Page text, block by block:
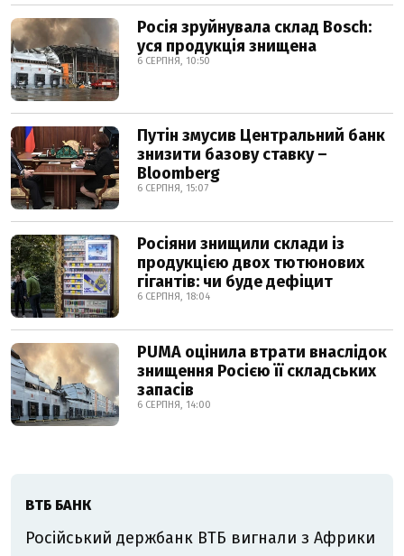
Росія зруйнувала склад Bosch:
уся продукція знищена
6 СЕРПНЯ, 10:50
Путін змусив Центральний банк
знизити базову ставку –
Bloomberg
6 СЕРПНЯ, 15:07
Росіяни знищили склади із
продукцією двох тютюнових
гігантів: чи буде дефіцит
6 СЕРПНЯ, 18:04
PUMA оцінила втрати внаслідок
знищення Росією її складських
запасів
6 СЕРПНЯ, 14:00
ВТБ БАНК
Російський держбанк ВТБ вигнали з Африки